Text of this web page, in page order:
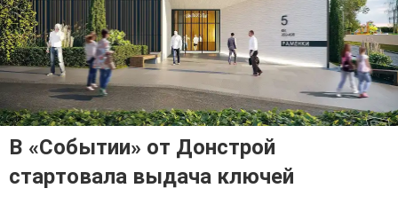
В «Событии» от Донстрой
стартовала выдача ключей